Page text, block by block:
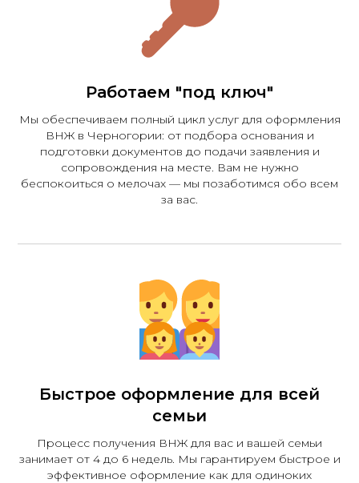
Работаем "под ключ"
Мы обеспечиваем полный цикл услуг для оформления
ВНЖ в Черногории: от подбора основания и
подготовки документов до подачи заявления и
сопровождения на месте. Вам не нужно
беспокоиться о мелочах — мы позаботимся обо всем
за вас.
Быстрое оформление для всей
семьи
Процесс получения ВНЖ для вас и вашей семьи
занимает от 4 до 6 недель. Мы гарантируем быстрое и
эффективное оформление как для одиноких